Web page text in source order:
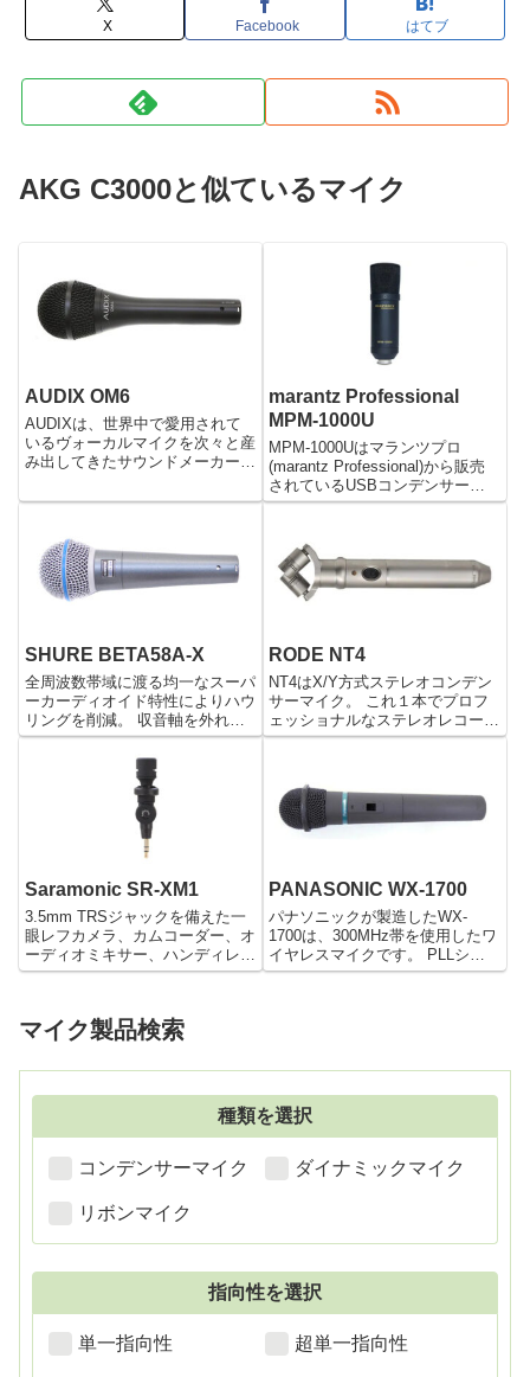
X Facebook はてブ
AKG C3000と似ているマイク
AUDIX OM6
AUDIXは、世界中で愛用されて
いるヴォーカルマイクを次々と産
み出してきたサウンドメーカーで
をはじめ、高い人気と信頼性を得
トは数多くいます。 その中でも
OM6はダイナミックマイク...
marantz Professional
MPM-1000U
MPM-1000Uはマランツプロ
(marantz Professional)から販売
されているUSBコンデンサーマ
イクです。優れたオーディオ録音
ンスのマイクで、スタジオワーク
などに向いている単一指向性マイ
クです。
SHURE BETA58A-X
全周波数帯域に渡る均一なスーパ
ーカーディオイド特性によりハウ
リングを削減。 収音軸を外れた
時のカラーレーションの抑止を実
RODE NT4
NT4はX/Y方式ステレオコンデン
サーマイク。 これ１本でプロフ
ェッショナルなステレオレコーデ
ィングが可能、わずらわしいセッ
にも対応しスタジオはもとより、
ポータブルレコーダーやビデ...
Saramonic SR-XM1
3.5mm TRSジャックを備えた一
眼レフカメラ、カムコーダー、オ
ーディオミキサー、ハンディレコ
ーダー、ワイヤレスマイク送信機
能。 ウィンドスクリーンが付属
PANASONIC WX-1700
パナソニックが製造したWX-
1700は、300MHz帯を使用したワ
イヤレスマイクです。 PLLシン
セサイザー方式で、周波数の安定
マイク製品検索
種類を選択
コンデンサーマイク ダイナミックマイク
リボンマイク
指向性を選択
単一指向性 超単一指向性